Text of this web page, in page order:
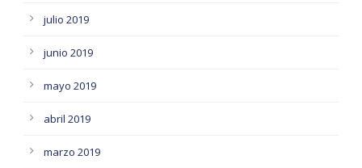
julio 2019
junio 2019
mayo 2019
abril 2019
marzo 2019